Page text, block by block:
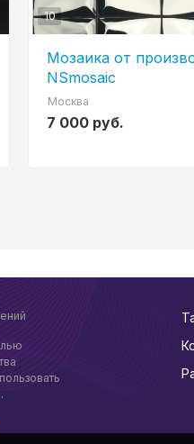
10
Мозаика от
NSmosaic
Москва
7 000 руб.